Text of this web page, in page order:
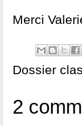
Merci
Dossier
2